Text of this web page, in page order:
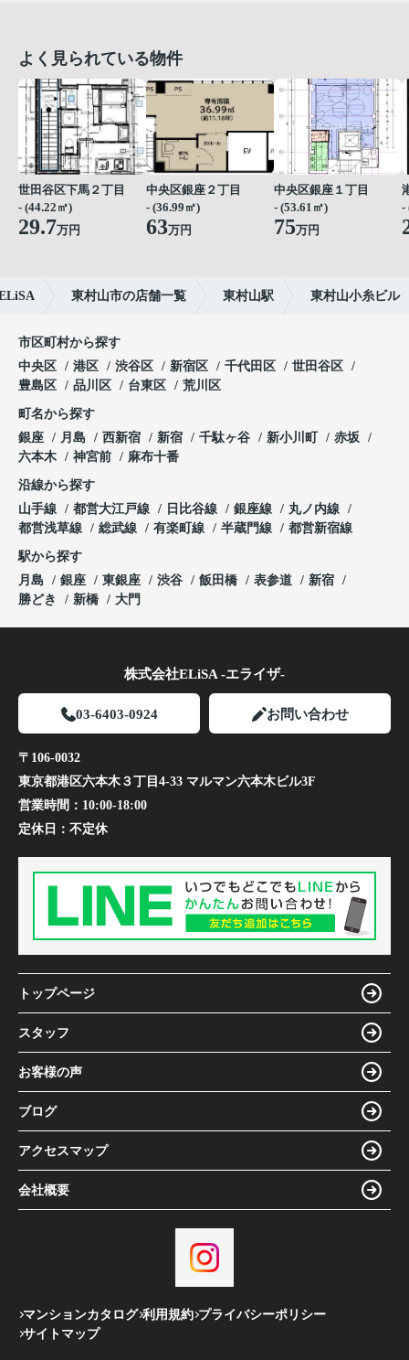
よく見られている物件
世田谷区下馬２丁目
- (44.22㎡)
29.7万円
中央区銀座２丁目
- (36.99㎡)
63万円
中央区銀座１丁目
- (53.61㎡)
75万円
-
東村山市の店舗一覧 東村山駅 東村山小糸ビル
市区町村から探す
中央区
港区 渋谷区 新宿区 千代田区
世田谷区
豊島区
品川区 台東区 荒川区
町名から探す
銀座
月島 西新宿 新宿 千駄ヶ谷 新小川町
赤坂
六本木
神宮前 麻布十番
沿線から探す
山手線
都営大江戸線 日比谷線 銀座線
丸ノ内線
都営浅草線
総武線 有楽町線 半蔵門線 都営新宿線
駅から探す
月島
銀座 東銀座 渋谷 飯田橋 表参道
新宿
勝どき
新橋 大門
株式会社ELiSA -エライザ-
03-6403-0924 お問い合わせ
〒106-0032
東京都港区六本木３丁目4-33 マルマン六本木ビル3F
営業時間： 10:00-18:00
定休日： 不定休
トップページ
スタッフ
お客様の声
ブログ
アクセスマップ
会社概要
マンションカタログ 利用規約 プライバシーポリシー
サイトマップ